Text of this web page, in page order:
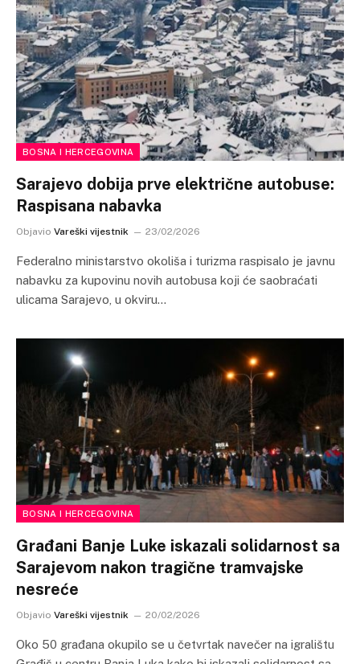
BOSNA I HERCEGOVINA
Sarajevo dobija prve električne autobuse:
Raspisana nabavka
Objavio Vareški vijestnik 23/02/2026
Federalno ministarstvo okoliša i turizma raspisalo je javnu
nabavku za kupovinu novih autobusa koji će saobraćati
ulicama Sarajevo, u okviru…
BOSNA I HERCEGOVINA
Građani Banje Luke iskazali solidarnost sa
Sarajevom nakon tragične tramvajske
nesreće
Objavio Vareški vijestnik 20/02/2026
Oko 50 građana okupilo se u četvrtak navečer na igralištu